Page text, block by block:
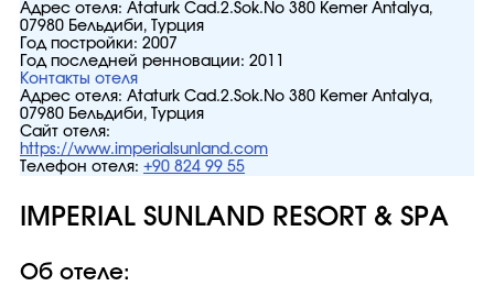
Адрес отеля: Ataturk Cad.2.Sok.No 380 Kemer Antalya,
07980 Бельдиби, Турция
Год постройки: 2007
Год последней ренновации: 2011
Контакты отеля
Адрес отеля: Ataturk Cad.2.Sok.No 380 Kemer Antalya,
07980 Бельдиби, Турция
Сайт отеля:
https://www.imperialsunland.com
Телефон отеля: +90 824 99 55
IMPERIAL SUNLAND RESORT & SPA
Об отеле: